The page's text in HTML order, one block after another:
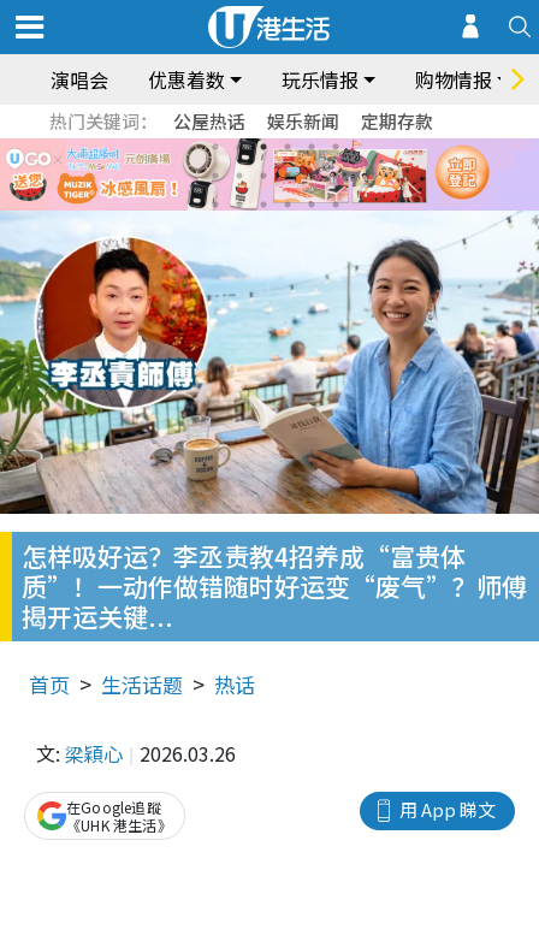
演唱会 优惠着数 玩乐情报 购物情报
热门关键词： 公屋热话 娱乐新闻 定期存款
怎样吸好运？李丞责教4招养成“富贵体
质”！一动作做错随时好运变“废气”？师傅
揭开运关键...
首页 生活话题 热话
文: 梁穎心 2026.03.26
用 App 睇文
在Google追蹤
《UHK 港生活》